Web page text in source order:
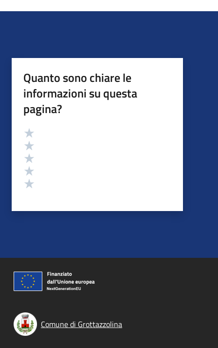
Quanto sono chiare le
informazioni su questa
pagina?
Valutazione
Comune di Grottazzolina